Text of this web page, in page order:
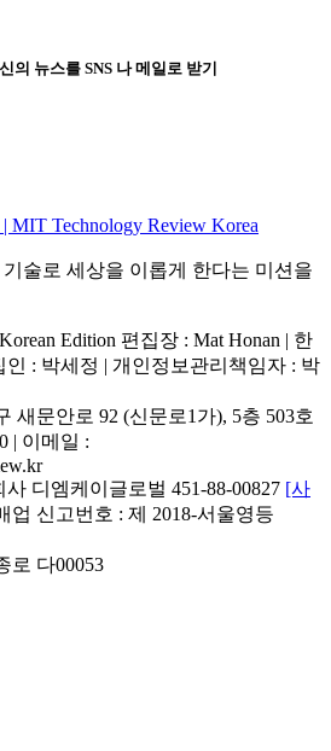
의 뉴스를 SNS 나 메일로 받기
술로 세상을 이롭게 한다는 미션을
Edition 편집장 : Mat Honan | 한
: 박세정 | 개인정보관리책임자 : 박
새문안로 92 (신문로1가), 5층 503호
| 이메일 :
디엠케이글로벌 451-88-00827 [사
업 신고번호 : 제 2018-서울영등
로 다00053